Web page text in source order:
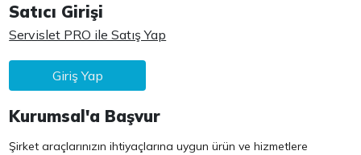
Satıcı Girişi
Servislet PRO ile Satış Yap
Giriş Yap
Kurumsal'a Başvur
Şirket araçlarınızın ihtiyaçlarına uygun ürün ve hizmetlere